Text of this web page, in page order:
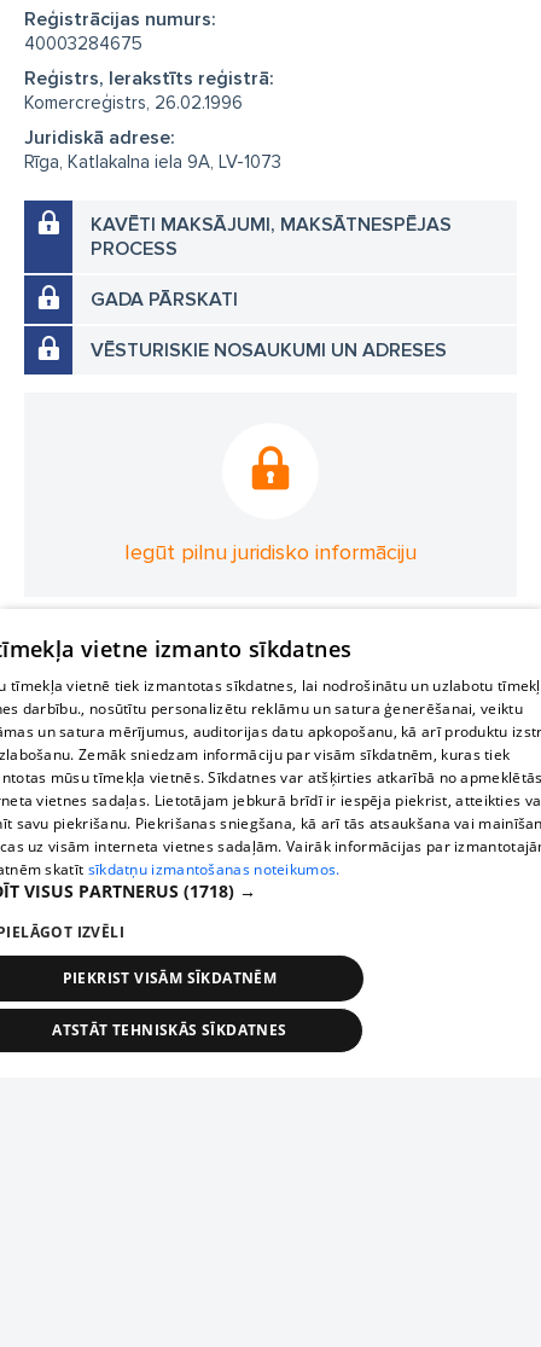
Reģistrācijas numurs:
40003284675
Reģistrs, Ierakstīts reģistrā:
Komercreģistrs, 26.02.1996
Juridiskā adrese:
Rīga, Katlakalna iela 9A, LV-1073
KAVĒTI MAKSĀJUMI, MAKSĀTNESPĒJAS
PROCESS
GADA PĀRSKATI
VĒSTURISKIE NOSAUKUMI UN ADRESES
Iegūt pilnu juridisko informāciju
vietne izmanto sīkdatnes
tīmekļa vietnē tiek izmantotas sīkdatnes, lai nodrošinātu un uzlabotu
darbību., nosūtītu personalizētu reklāmu un satura ģenerēšanai, veiktu
un satura mērījumus, auditorijas datu apkopošanu, kā arī produktu
Zemāk sniedzam informāciju par visām sīkdatnēm, kuras tiek
mūsu tīmekļa vietnēs. Sīkdatnes var atšķirties atkarībā no
vietnes sadaļas. Lietotājam jebkurā brīdī ir iespēja piekrist, atteikties
savu piekrišanu. Piekrišanas sniegšana, kā arī tās atsaukšana vai
uz visām interneta vietnes sadaļām. Vairāk informācijas par
skatīt sīkdatņu izmantošanas noteikumos.
VISUS PARTNERUS (1718) →
IZVĒLI
PIEKRIST VISĀM SĪKDATNĒM
ATSTĀT TEHNISKĀS SĪKDATNES